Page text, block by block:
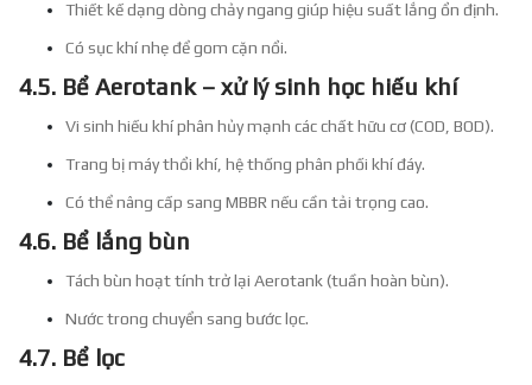
Thiết kế dạng dòng chảy ngang giúp hiệu suất lắng ổn định.
Có sục khí nhẹ để gom cặn nổi.
4.5. Bể Aerotank – xử lý sinh học hiếu khí
Vi sinh hiếu khí phân hủy mạnh các chất hữu cơ (COD, BOD).
Trang bị máy thổi khí, hệ thống phân phối khí đáy.
Có thể nâng cấp sang MBBR nếu cần tải trọng cao.
4.6. Bể lắng bùn
Tách bùn hoạt tính trở lại Aerotank (tuần hoàn bùn).
Nước trong chuyển sang bước lọc.
4.7. Bể lọc